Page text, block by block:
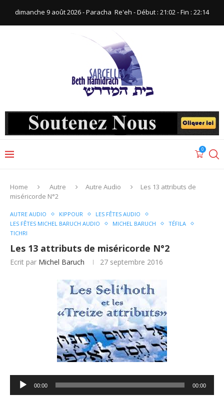
dimanche 9 août 2026 - Paracha ‪ Re'eh‬ - Début : 21:02‬ - Fin : ‪22:14‬
0
Home Autre Autre Audio
Les 13 attributs de
miséricorde N°2
AUTRE AUDIO KIPPOUR
LES FÊTES AUDIO
LES FÊTES MICHEL BARUCH AUDIO
MICHEL BARUCH
TÉFILA
TICHRI
Les 13 attributs de miséricorde N°2
Ecrit par Michel Baruch 27 septembre 2016
Lecteur
audio
00:00 00:00